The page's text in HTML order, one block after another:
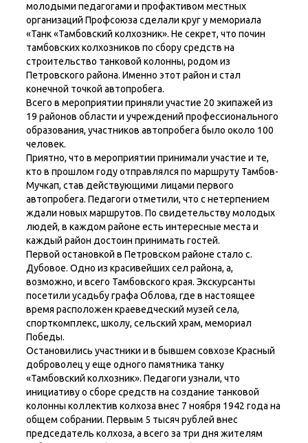
молодыми педагогами и профактивом местных
организаций Профсоюза сделали круг у мемориала
«Танк «Тамбовский колхозник». Не секрет, что почин
тамбовских колхозников по сбору средств на
строительство танковой колонны, родом из
Петровского района. Именно этот район и стал
конечной точкой автопробега.
Всего в мероприятии приняли участие 20 экипажей из
19 районов области и учреждений профессионального
образования, участников автопробега было около 100
человек.
Приятно, что в мероприятии принимали участие и те,
кто в прошлом году отправлялся по маршруту Тамбов-
Мучкап, став действующими лицами первого
автопробега. Педагоги отметили, что с нетерпением
ждали новых маршрутов. По свидетельству молодых
людей, в каждом районе есть интересные места и
каждый район достоин принимать гостей.
Первой остановкой в Петровском районе стало с.
Дубовое. Одно из красивейших сел района, а,
возможно, и всего Тамбовского края. Экскурсанты
посетили усадьбу графа Облова, где в настоящее
время расположен краеведческий музей села,
спорткомплекс, школу, сельский храм, мемориал
Победы.
Остановились участники и в бывшем совхозе Красный
доброволец у еще одного памятника танку
«Тамбовский колхозник». Педагоги узнали, что
инициативу о сборе средств на создание танковой
колонны коллектив колхоза внес 7 ноября 1942 года на
общем собрании. Первым 5 тысяч рублей внес
председатель колхоза, а всего за три дня жителям